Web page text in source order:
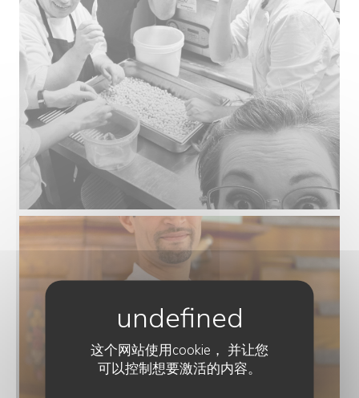
这个网站使用cookie， 并让您
可以控制想要激活的内容。